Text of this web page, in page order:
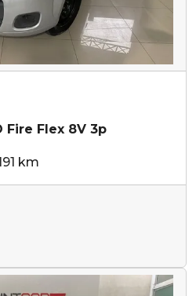
Fire Flex 8V 3p
km